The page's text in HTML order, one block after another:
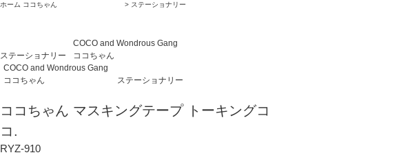
ホーム ココちゃん
> ステーショナリー
ステーショナリー
COCO and Wondrous Gang
ココちゃん
COCO and Wondrous Gang
ココちゃん
ステーショナリー
ココちゃん マスキングテープ トーキングコ
コ.
RYZ-910